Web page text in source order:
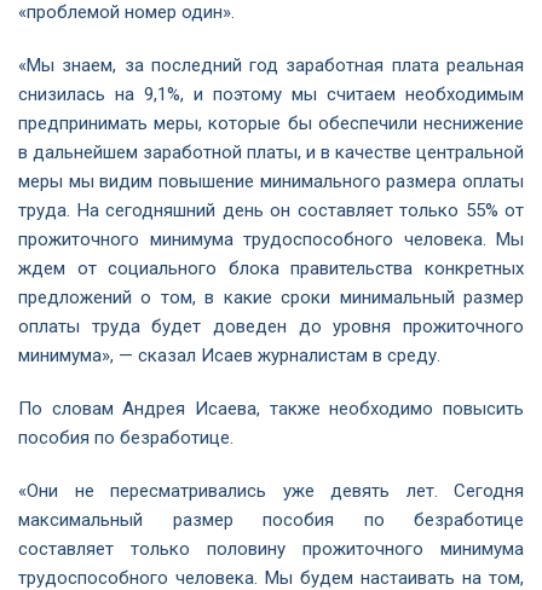
«проблемой номер один».
«Мы знаем, за последний год заработная плата реальная
снизилась на 9,1%, и поэтому мы считаем необходимым
предпринимать меры, которые бы обеспечили неснижение
в дальнейшем заработной платы, и в качестве центральной
меры мы видим повышение минимального размера оплаты
труда. На сегодняшний день он составляет только 55% от
прожиточного минимума трудоспособного человека. Мы
ждем от социального блока правительства конкретных
предложений о том, в какие сроки минимальный размер
оплаты труда будет доведен до уровня прожиточного
минимума», — сказал Исаев журналистам в среду.
По словам Андрея Исаева, также необходимо повысить
пособия по безработице.
«Они не пересматривались уже девять лет. Сегодня
максимальный размер пособия по безработице
составляет только половину прожиточного минимума
трудоспособного человека. Мы будем настаивать на том,